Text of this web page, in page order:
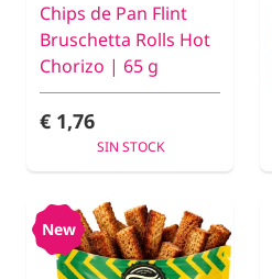
Chips de Pan Flint
Bruschetta Rolls Hot
Chorizo | 65 g
€ 1,76
SIN STOCK
New